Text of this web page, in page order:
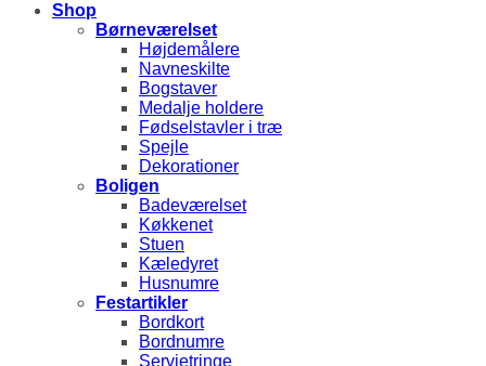
Shop
Børneværelset
Højdemålere
Navneskilte
Bogstaver
Medalje holdere
Fødselstavler i træ
Spejle
Dekorationer
Boligen
Badeværelset
Køkkenet
Stuen
Kæledyret
Husnumre
Festartikler
Bordkort
Bordnumre
Servietringe